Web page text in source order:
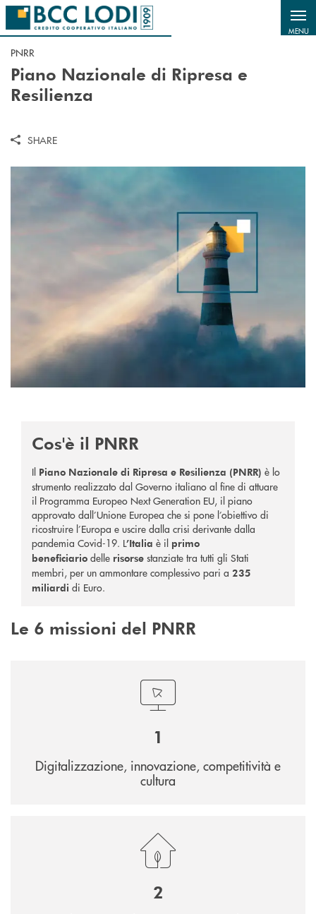
Salta al contenuto principale
MENU
PNRR
Piano Nazionale di Ripresa e
Resilienza
SHARE
Cos'è il PNRR
Il Piano Nazionale di Ripresa e Resilienza (PNRR) è lo
strumento realizzato dal Governo italiano al fine di attuare
il Programma Europeo Next Generation EU, il piano
approvato dall’Unione Europea che si pone l’obiettivo di
ricostruire l’Europa e uscire dalla crisi derivante dalla
pandemia Covid-19. L’Italia è il primo
beneficiario delle risorse stanziate tra tutti gli Stati
membri, per un ammontare complessivo pari a 235
miliardi di Euro.
Le 6 missioni del PNRR
1
Digitalizzazione, innovazione, competitività e
cultura
2